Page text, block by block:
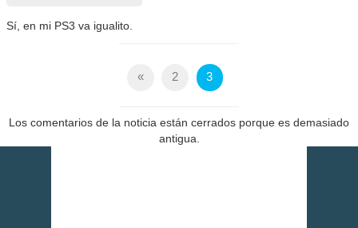
Sí, en mi PS3 va igualito.
« 2 3
Los comentarios de la noticia están cerrados porque es demasiado
antigua.